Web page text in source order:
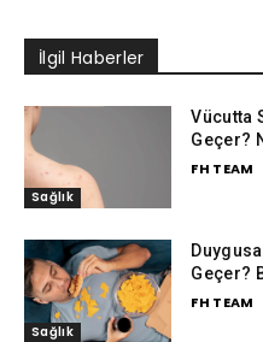
İlgil Haberler
Sağlık
Vücutta
Geçer?
FH TEAM
Sağlık
Geçer?
FH TEAM